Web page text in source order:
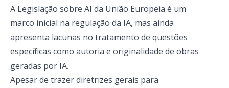
A Legislação sobre AI da União Europeia é um
marco inicial na regulação da IA, mas ainda
apresenta lacunas no tratamento de questões
específicas como autoria e originalidade de obras
geradas por IA.
Apesar de trazer diretrizes gerais para